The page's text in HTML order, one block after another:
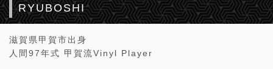
RYUBOSHI
滋賀県甲賀市出身
人間97年式 甲賀流Vinyl Player